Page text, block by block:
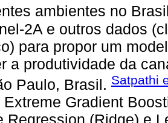
ambientes no
2A e outros dados
para propor um
a produtividade da
Paulo, Brasil. Satpathi
Extreme Gradient
Regression (Ridge) e